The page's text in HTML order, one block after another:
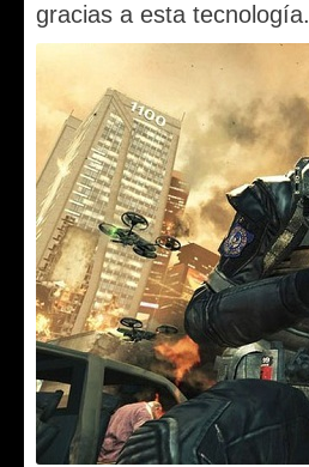
gracias a esta tecnología.